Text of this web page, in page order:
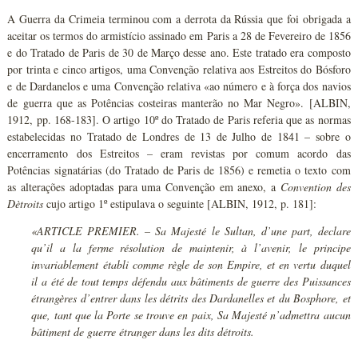
A Guerra da Crimeia terminou com a derrota da Rússia que foi obrigada a
aceitar os termos do armistício assinado em Paris a 28 de Fevereiro de 1856
e do Tratado de Paris de 30 de Março desse ano. Este tratado era composto
por trinta e cinco artigos, uma Convenção relativa aos Estreitos do Bósforo
e de Dardanelos e uma Convenção relativa «ao número e à força dos navios
de guerra que as Potências costeiras manterão no Mar Negro». [ALBIN,
1912, pp. 168-183]. O artigo 10º do Tratado de Paris referia que as normas
estabelecidas no Tratado de Londres de 13 de Julho de 1841 – sobre o
encerramento dos Estreitos – eram revistas por comum acordo das
Potências signatárias (do Tratado de Paris de 1856) e remetia o texto com
as alterações adoptadas para uma Convenção em anexo, a Convention des
Dètroits cujo artigo 1º estipulava o seguinte [ALBIN, 1912, p. 181]:
«ARTICLE PREMIER. – Sa Majesté le Sultan, d’une part, declare
qu’il a la ferme résolution de maintenir, à l’avenir, le principe
invariablement établi comme règle de son Empire, et en vertu duquel
il a été de tout temps défendu aux bâtiments de guerre des Puissances
étrangères d’entrer dans les détrits des Dardanelles et du Bosphore, et
que, tant que la Porte se trouve en paix, Sa Majesté n’admettra aucun
bâtiment de guerre étranger dans les dits détroits.